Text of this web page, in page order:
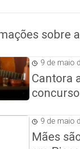
sobre
9 de maio
Cantora
9 de maio
Mães